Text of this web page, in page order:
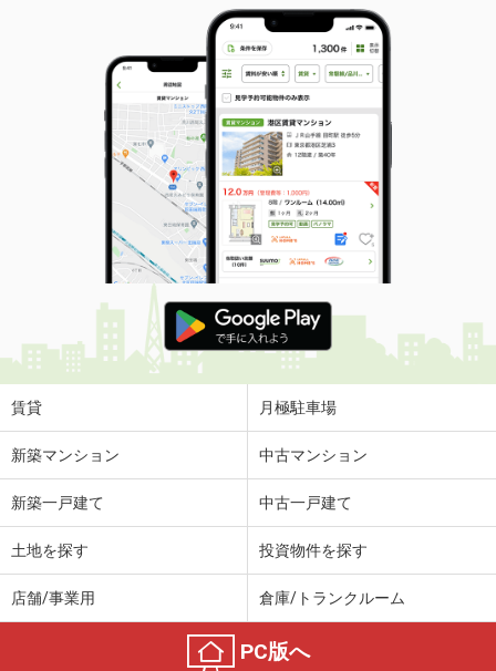
賃貸 月極駐車場
新築マンション 中古マンション
新築一戸建て 中古一戸建て
土地を探す 投資物件を探す
店舗/事業用 倉庫/トランクルーム
PC版へ